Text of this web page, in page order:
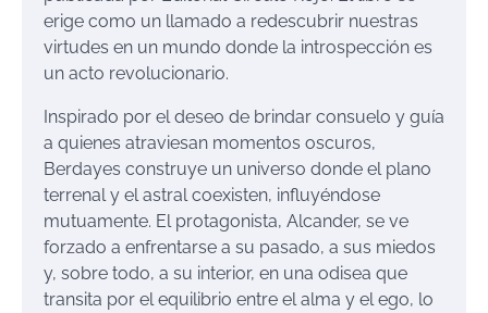
erige como un llamado a redescubrir nuestras
virtudes en un mundo donde la introspección es
un acto revolucionario.
Inspirado por el deseo de brindar consuelo y guía
a quienes atraviesan momentos oscuros,
Berdayes construye un universo donde el plano
terrenal y el astral coexisten, influyéndose
mutuamente. El protagonista, Alcander, se ve
forzado a enfrentarse a su pasado, a sus miedos
y, sobre todo, a su interior, en una odisea que
transita por el equilibrio entre el alma y el ego, lo